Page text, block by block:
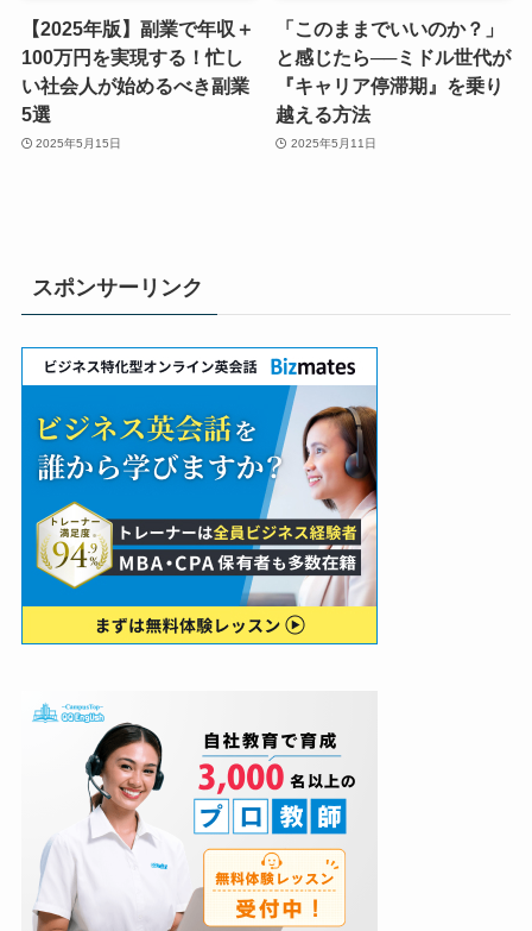
【2025年版】副業で年収＋
100万円を実現する！忙し
い社会人が始めるべき副業
5選
2025年5月15日
「このままでいいのか？」
と感じたら──ミドル世代が
『キャリア停滞期』を乗り
越える方法
2025年5月11日
スポンサーリンク